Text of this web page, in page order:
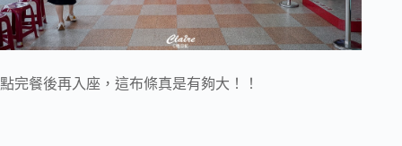
點完餐後再入座，這布條真是有夠大！！